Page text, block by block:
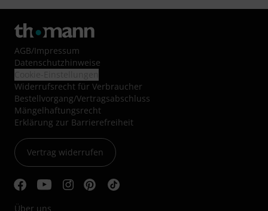
AGB/Impressum
Datenschutzhinweise
Widerrufsrecht für Verbraucher
Bestellvorgang/Vertragsabschluss
Mängelhaftungsrecht
Erklärung zur Barrierefreiheit
Vertrag widerrufen
Über uns